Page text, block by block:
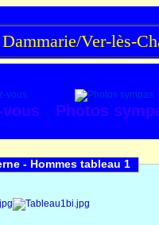
Ver-lès-
vous Photos
- Hommes tableau 1